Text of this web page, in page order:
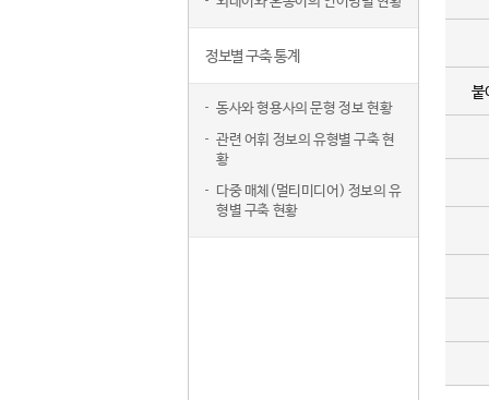
정보별 구축 통계
동사와 형용사의 문형 정보 현황
관련 어휘 정보의 유형별 구축 현
황
다중 매체(멀티미디어) 정보의 유
형별 구축 현황
붙